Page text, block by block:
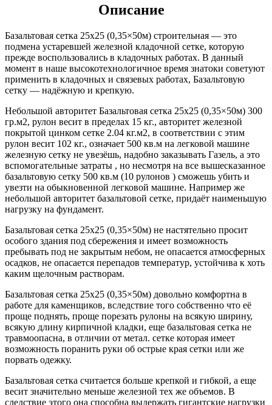
Описание
Базальтовая сетка 25х25 (0,35×50м) строительная — это
подмена устаревшей железной кладочной сетке, которую
прежде воспользовались в кладочных работах. В данный
момент в наше высокотехнологичное время знатоки советуют
применить в кладочных и связевых работах, Базальтовую
сетку — надёжную и крепкую.
Небольшой авторитет Базальтовая сетка 25х25 (0,35×50м) 300
гр.м2, рулон весит в пределах 15 кг., авторитет железной
покрытой цинком сетке 2.04 кг.м2, в соответствии с этим
рулон весит 102 кг., означает 500 кв.м на легковой машине
железную сетку не увезёшь, надобно заказывать Газель, а это
вспомогательные затраты , но несмотря на все вышесказанное
базальтовую сетку 500 кв.м (10 рулонов ) сможешь убить и
увезти на обыкновенной легковой машине. Например же
небольшой авторитет базальтовой сетке, придаёт наименьшую
нагрузку на фундамент.
Базальтовая сетка 25х25 (0,35×50м) не настятельно просит
особого здания под сбережения и имеет возможность
пребывать под не закрытым небом, не опасается атмосферных
осадков, не опасается перепадов температур, устойчива к хоть
каким щелочным растворам.
Базальтовая сетка 25х25 (0,35×50м) довольно комфортна в
работе для каменщиков, вследствие того собственно что её
проще поднять, проще порезать рулоны на всякую ширину,
всякую длину кирпичной кладки, еще базальтовая сетка не
травмоопасна, в отличии от метал. сетке которая имеет
возможность поранить руки об острые края сетки или же
порвать одежку.
Базальтовая сетка считается больше крепкой и гибкой, а еще
весит значительно меньше железной тех же объемов. В
следствие этого она способна выдержать гигантские нагрузки